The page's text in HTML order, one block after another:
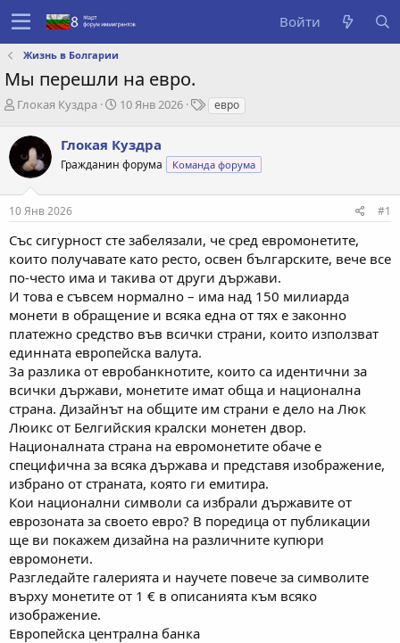
Войти
Жизнь в Болгарии
Мы перешли на евро.
А
т
о
р
е
м
Глокая Куздра
Д
а
с
з
н
и
я
10 Янв 2026
Тевро
Глокая Куздра
Гражданин форума Команда форума
10 Янв 2026 #1
Със сигурност сте забелязали, че сред евромонетите,
които получавате като ресто, освен българските, вече все
по-често има и такива от други държави.
И това е съвсем нормално – има над 150 милиарда
монети в обращение и всяка една от тях е законно
платежно средство във всички страни, които използват
единната европейска валута.
За разлика от евробанкнотите, които са идентични за
всички държави, монетите имат обща и национална
страна. Дизайнът на общите им страни е дело на Люк
Люикс от Белгийския кралски монетен двор.
Националната страна на евромонетите обаче е
специфична за всяка държава и представя изображение,
избрано от страната, която ги емитира.
Кои национални символи са избрали държавите от
еврозоната за своето евро? В поредица от публикации
ще ви покажем дизайна на различните купюри
евромонети.
Разгледайте галерията и научете повече за символите
върху монетите от 1 € в описанията към всяко
изображение.
Европейска централна банка